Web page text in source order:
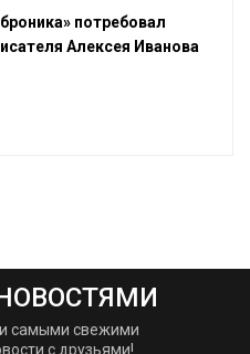
потребовал
Алексея Иванова
самыми свежими
с друзьями!